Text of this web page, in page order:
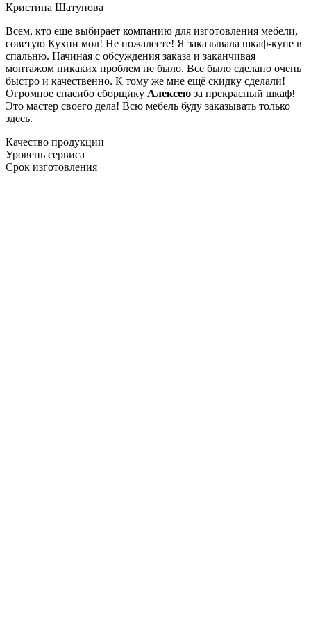
Кристина Шатунова
Всем, кто еще выбирает компанию для изготовления мебели,
советую Кухни мол! Не пожалеете! Я заказывала шкаф-купе в
спальню. Начиная с обсуждения заказа и заканчивая
монтажом никаких проблем не было. Все было сделано очень
быстро и качественно. К тому же мне ещё скидку сделали!
Огромное спасибо сборщику Алексею за прекрасный шкаф!
Это мастер своего дела! Всю мебель буду заказывать только
здесь.
Качество продукции
Уровень сервиса
Срок изготовления